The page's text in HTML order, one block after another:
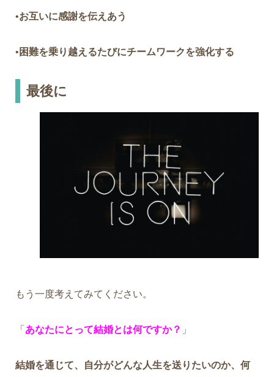
•お互いに感謝を伝えあう
• 困難を乗り越えるたびにチームワークを強化する
最後に
もう一度考えてみてください。
「 あなたにとって結婚とは何ですか？ 」
結婚を通じて、自分がどんな人生を送りたいのか、何